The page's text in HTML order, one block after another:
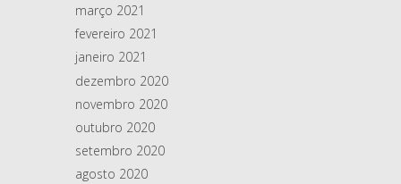
março 2021
fevereiro 2021
janeiro 2021
dezembro 2020
novembro 2020
outubro 2020
setembro 2020
agosto 2020